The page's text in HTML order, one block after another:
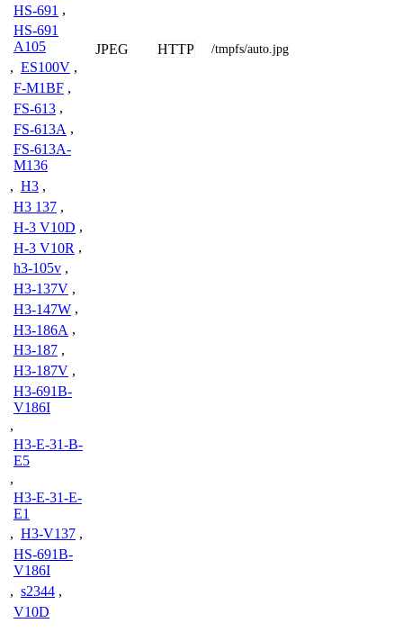
HS-691 ,
HS-691
A105
, ES100V ,
F-M1BF ,
FS-613 ,
FS-613A ,
FS-613A-
M136
, H3 ,
H3 137 ,
H-3 V10D ,
H-3 V10R ,
h3-105v ,
H3-137V ,
H3-147W ,
H3-186A ,
H3-187 ,
H3-187V ,
H3-691B-
V186I
,
H3-E-31-B-
E5
,
H3-E-31-E-
E1
, H3-V137 ,
HS-691B-
V186I
, s2344 ,
V10D
JPEG HTTP /tmpfs/auto.jpg